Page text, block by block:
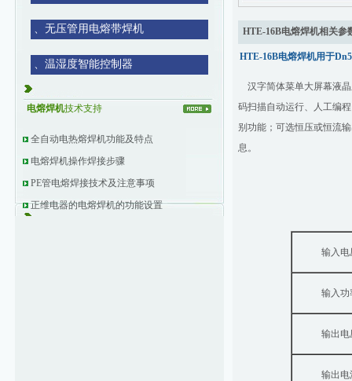
、 无压管用电熔带焊机
、 温湿度智能控制器
电熔焊机技术支持
全自动电热熔焊机功能及特点
电熔焊机操作焊接步骤
PE管电熔焊接技术及注意事项
正维电器的电熔焊机的功能设置
HTE-16B电熔焊机相关参
HTE-16B电熔焊机用于
汉字简体菜单大屏幕液
码扫描自动运行、人工编
别功能；可选恒压或恒流
息。
输入电
输入功
输出电
输出电